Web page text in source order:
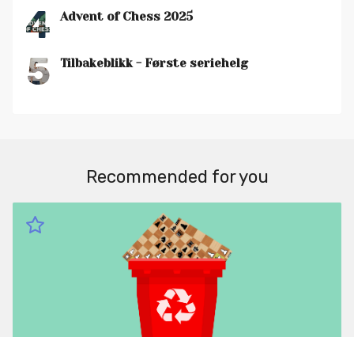
4 Advent of Chess 2025
5 Tilbakeblikk - Første seriehelg
Recommended for you